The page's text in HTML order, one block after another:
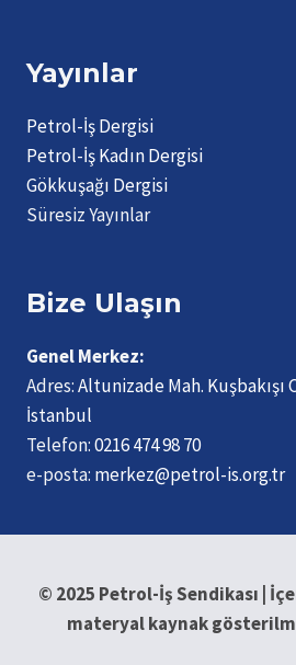
Yayınlar
Petrol-İş Dergisi
Petrol-İş Kadın Dergisi
Gökkuşağı Dergisi
Süresiz Yayınlar
Bize Ulaşın
Genel Merkez:
Adres:Altunizade Mah. Kuşbakışı
İstanbul
Telefon:0216 474 98 70
e-posta: merkez@petrol-is.org.tr
© 2025 Petrol-İş Sendikası |
materyal kaynak